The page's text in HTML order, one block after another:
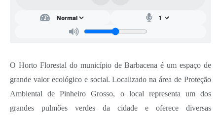
Legislação
Telefones Úteis
Transparência
O Horto Florestal do município de Barbacena é um espaço de
grande valor ecológico e social. Localizado na área de Proteção
Ambiental de Pinheiro Grosso, o local representa um dos
grandes pulmões verdes da cidade e oferece diversas